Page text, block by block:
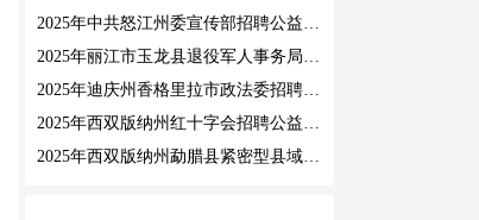
2025年中共怒江州委宣传部招聘公益性岗位公告
2025年丽江市玉龙县退役军人事务局公益性岗位招聘公告
2025年迪庆州香格里拉市政法委招聘公益性岗位公告
2025年西双版纳州红十字会招聘公益性岗位人员公告
2025年西双版纳州勐腊县紧密型县域医共体招聘编外人员公告